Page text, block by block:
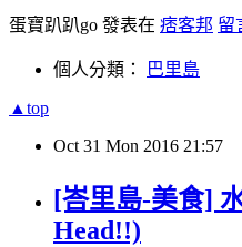
蛋寶趴趴go 發表在 痞客邦 留
個人分類： 巴里島
▲top
Oct 31 Mon 2016 21:57
[峇里島-美食]
Head!!)